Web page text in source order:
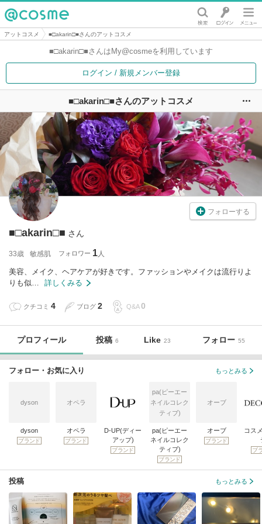
@cosme
アットコスメ ■□akarin□■さんのアットコスメ
■□akarin□■さんは My@cosmeを利用しています
ログイン / 新規メンバー登録
■□akarin□■さんのアットコスメ
フォローする
■□akarin□■ さん
33歳 敏感肌 フォロワー 1
美容、メイク、ヘアケアが好きです。ファッションやメイクは流行りよ
りも似…
詳しくみる
クチコミ 4 ブログ 2 Q&A 0
プロフィール 投稿 6 Like 23 フォロー 55
フォロー・お気に入り もっとみる
dyson
dyson
ブランド
オペラ
オペラ
ブランド
D-UP(ディー
アップ)
ブランド
pa(ピーエー
ネイルコレク
ティブ)
pa(ピーエー
ネイルコレク
ティブ)
ブランド
オーブ
オーブ
ブランド
コス
ブ
投稿 もっとみる